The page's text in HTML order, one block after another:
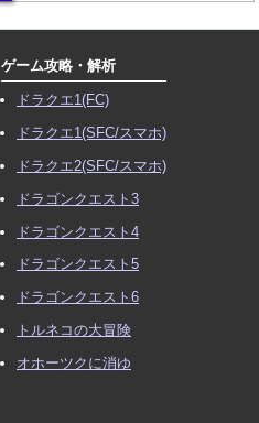
ゲーム攻略・解析
ドラクエ1(FC)
ドラクエ1(SFC/スマホ)
ドラクエ2(SFC/スマホ)
ドラゴンクエスト3
ドラゴンクエスト4
ドラゴンクエスト5
ドラゴンクエスト6
トルネコの大冒険
オホーツクに消ゆ